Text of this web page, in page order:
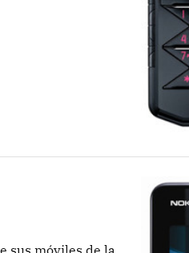
sus móviles de la